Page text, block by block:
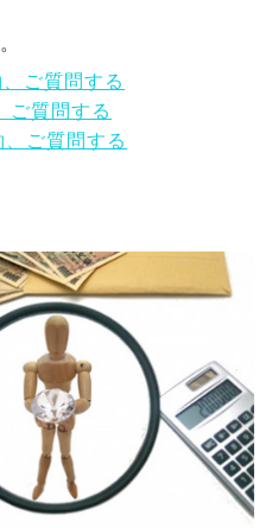
ご質問する
ご質問する
ご質問する